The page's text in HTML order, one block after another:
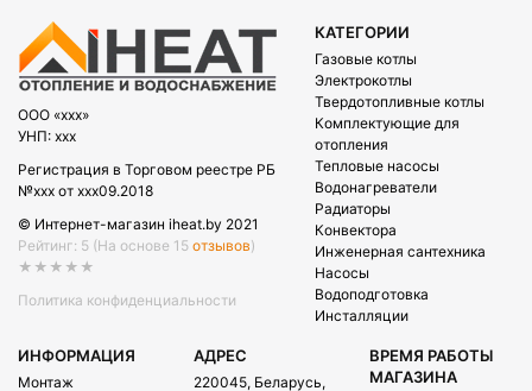
OOO «xxx»
УНП: xxx
Регистрация в Торговом реестре РБ
№xxx от xxx09.2018
© Интернет-магазин iheat.by 2021
Рейтинг: 5 (На основе 15 отзывов)
★★★★★
Политика конфиденциальности
КАТЕГОРИИ
Газовые котлы
Электрокотлы
Твердотопливные котлы
Комплектующие для
отопления
Тепловые насосы
Водонагреватели
Радиаторы
Конвектора
Инженерная сантехника
Насосы
Водоподготовка
Инсталляции
ИНФОРМАЦИЯ
Монтаж
АДРЕС
220045, Беларусь,
ВРЕМЯ РАБОТЫ
МАГАЗИНА